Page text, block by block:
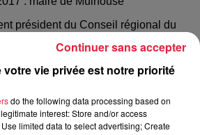
président du Conseil régional du
à 13h26 - Modifié : 30 octobre
Ruffet
votre vie privée est notre priorité
do the following data processing based on
interest: Store and/or access
limited data to select advertising; Create
Continuer sans accepter